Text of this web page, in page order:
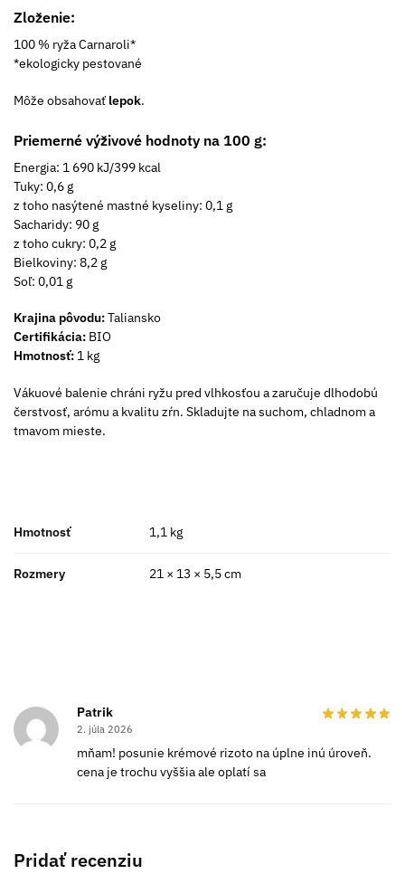
Zloženie:
100 % ryža Carnaroli*
*ekologicky pestované
Môže obsahovať lepok.
Priemerné výživové hodnoty na 100 g:
Energia: 1 690 kJ/399 kcal
Tuky: 0,6 g
z toho nasýtené mastné kyseliny: 0,1 g
Sacharidy: 90 g
z toho cukry: 0,2 g
Bielkoviny: 8,2 g
Soľ: 0,01 g
Krajina pôvodu:Taliansko
Certifikácia: BIO
Hmotnosť: 1 kg
Vákuové balenie chráni ryžu pred vlhkosťou a zaručuje dlhodobú
čerstvosť, arómu a kvalitu zŕn. Skladujte na suchom, chladnom a
tmavom mieste.
Hmotnosť 1,1 kg
Rozmery 21 × 13 × 5,5 cm
Patrik
2. júla 2026
mňam! posunie krémové rizoto na úplne inú úroveň.
cena je trochu vyššia ale oplatí sa
Pridať recenziu